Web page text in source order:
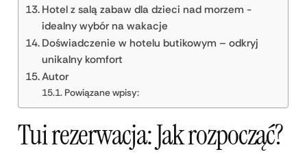
Hotel z salą zabaw dla dzieci nad morzem -
idealny wybór na wakacje
Doświadczenie w hotelu butikowym – odkryj
unikalny komfort
Autor
Powiązane wpisy:
Tui rezerwacja: Jak rozpocząć?